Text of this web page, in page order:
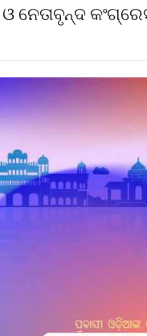
ଓ ନେତାବୃନ୍ଦ